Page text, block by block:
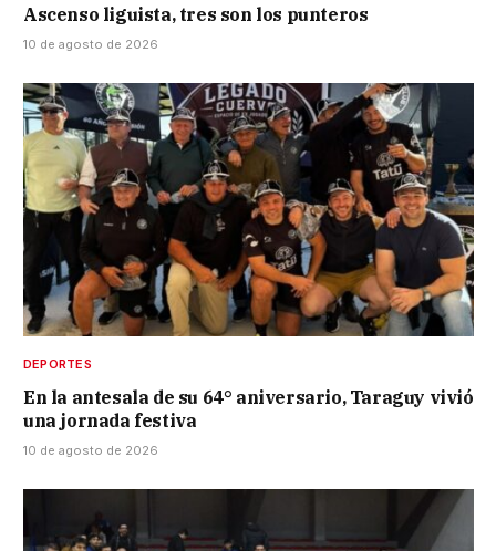
Ascenso liguista, tres son los punteros
10 de agosto de 2026
DEPORTES
En la antesala de su 64° aniversario, Taraguy vivió
una jornada festiva
10 de agosto de 2026